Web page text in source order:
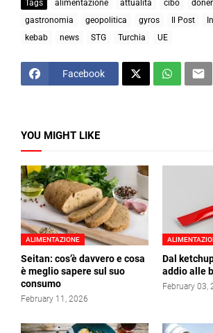
Tags alimentazione attualità cibo döner
gastronomia
geopolitica gyros Il Post
kebab
news STG Turchia UE
Facebook
YOU MIGHT LIKE
ALIMENTAZIONE
Seitan: cos’è davvero e cosa
è meglio sapere sul suo
consumo
February 11, 2026
Dal
addio alle
February 03,